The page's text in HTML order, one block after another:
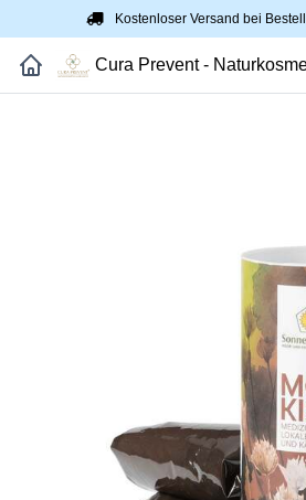
Kostenloser Versand bei
Cura Prevent -